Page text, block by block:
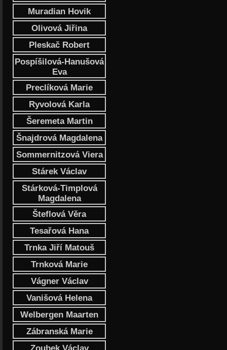
Muradian Hovik
Olivová Jiřina
Pleskač Robert
Pospíšilová-Hanušová
Eva
Preclíková Marie
Ryvolová Karla
Šeremeta Martin
Šnajdrová Magdalena
Sommernitzová Viera
Stárek Václav
Stárková-Timplová
Magdalena
Šteflová Věra
Tesařová Hana
Trnka Jiří Matouš
Trnková Marie
Vágner Václav
Vanišová Helena
Welbergen Maarten
Zábranská Marie